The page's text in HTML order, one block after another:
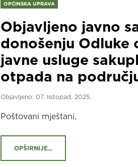
OPĆINSKA UPRAVA
Objavljeno javno
donošenju Odluke
javne usluge
otpada na
Objavljeno: 07. listopad. 2025.
Poštovani mještani,
OPŠIRNIJE...